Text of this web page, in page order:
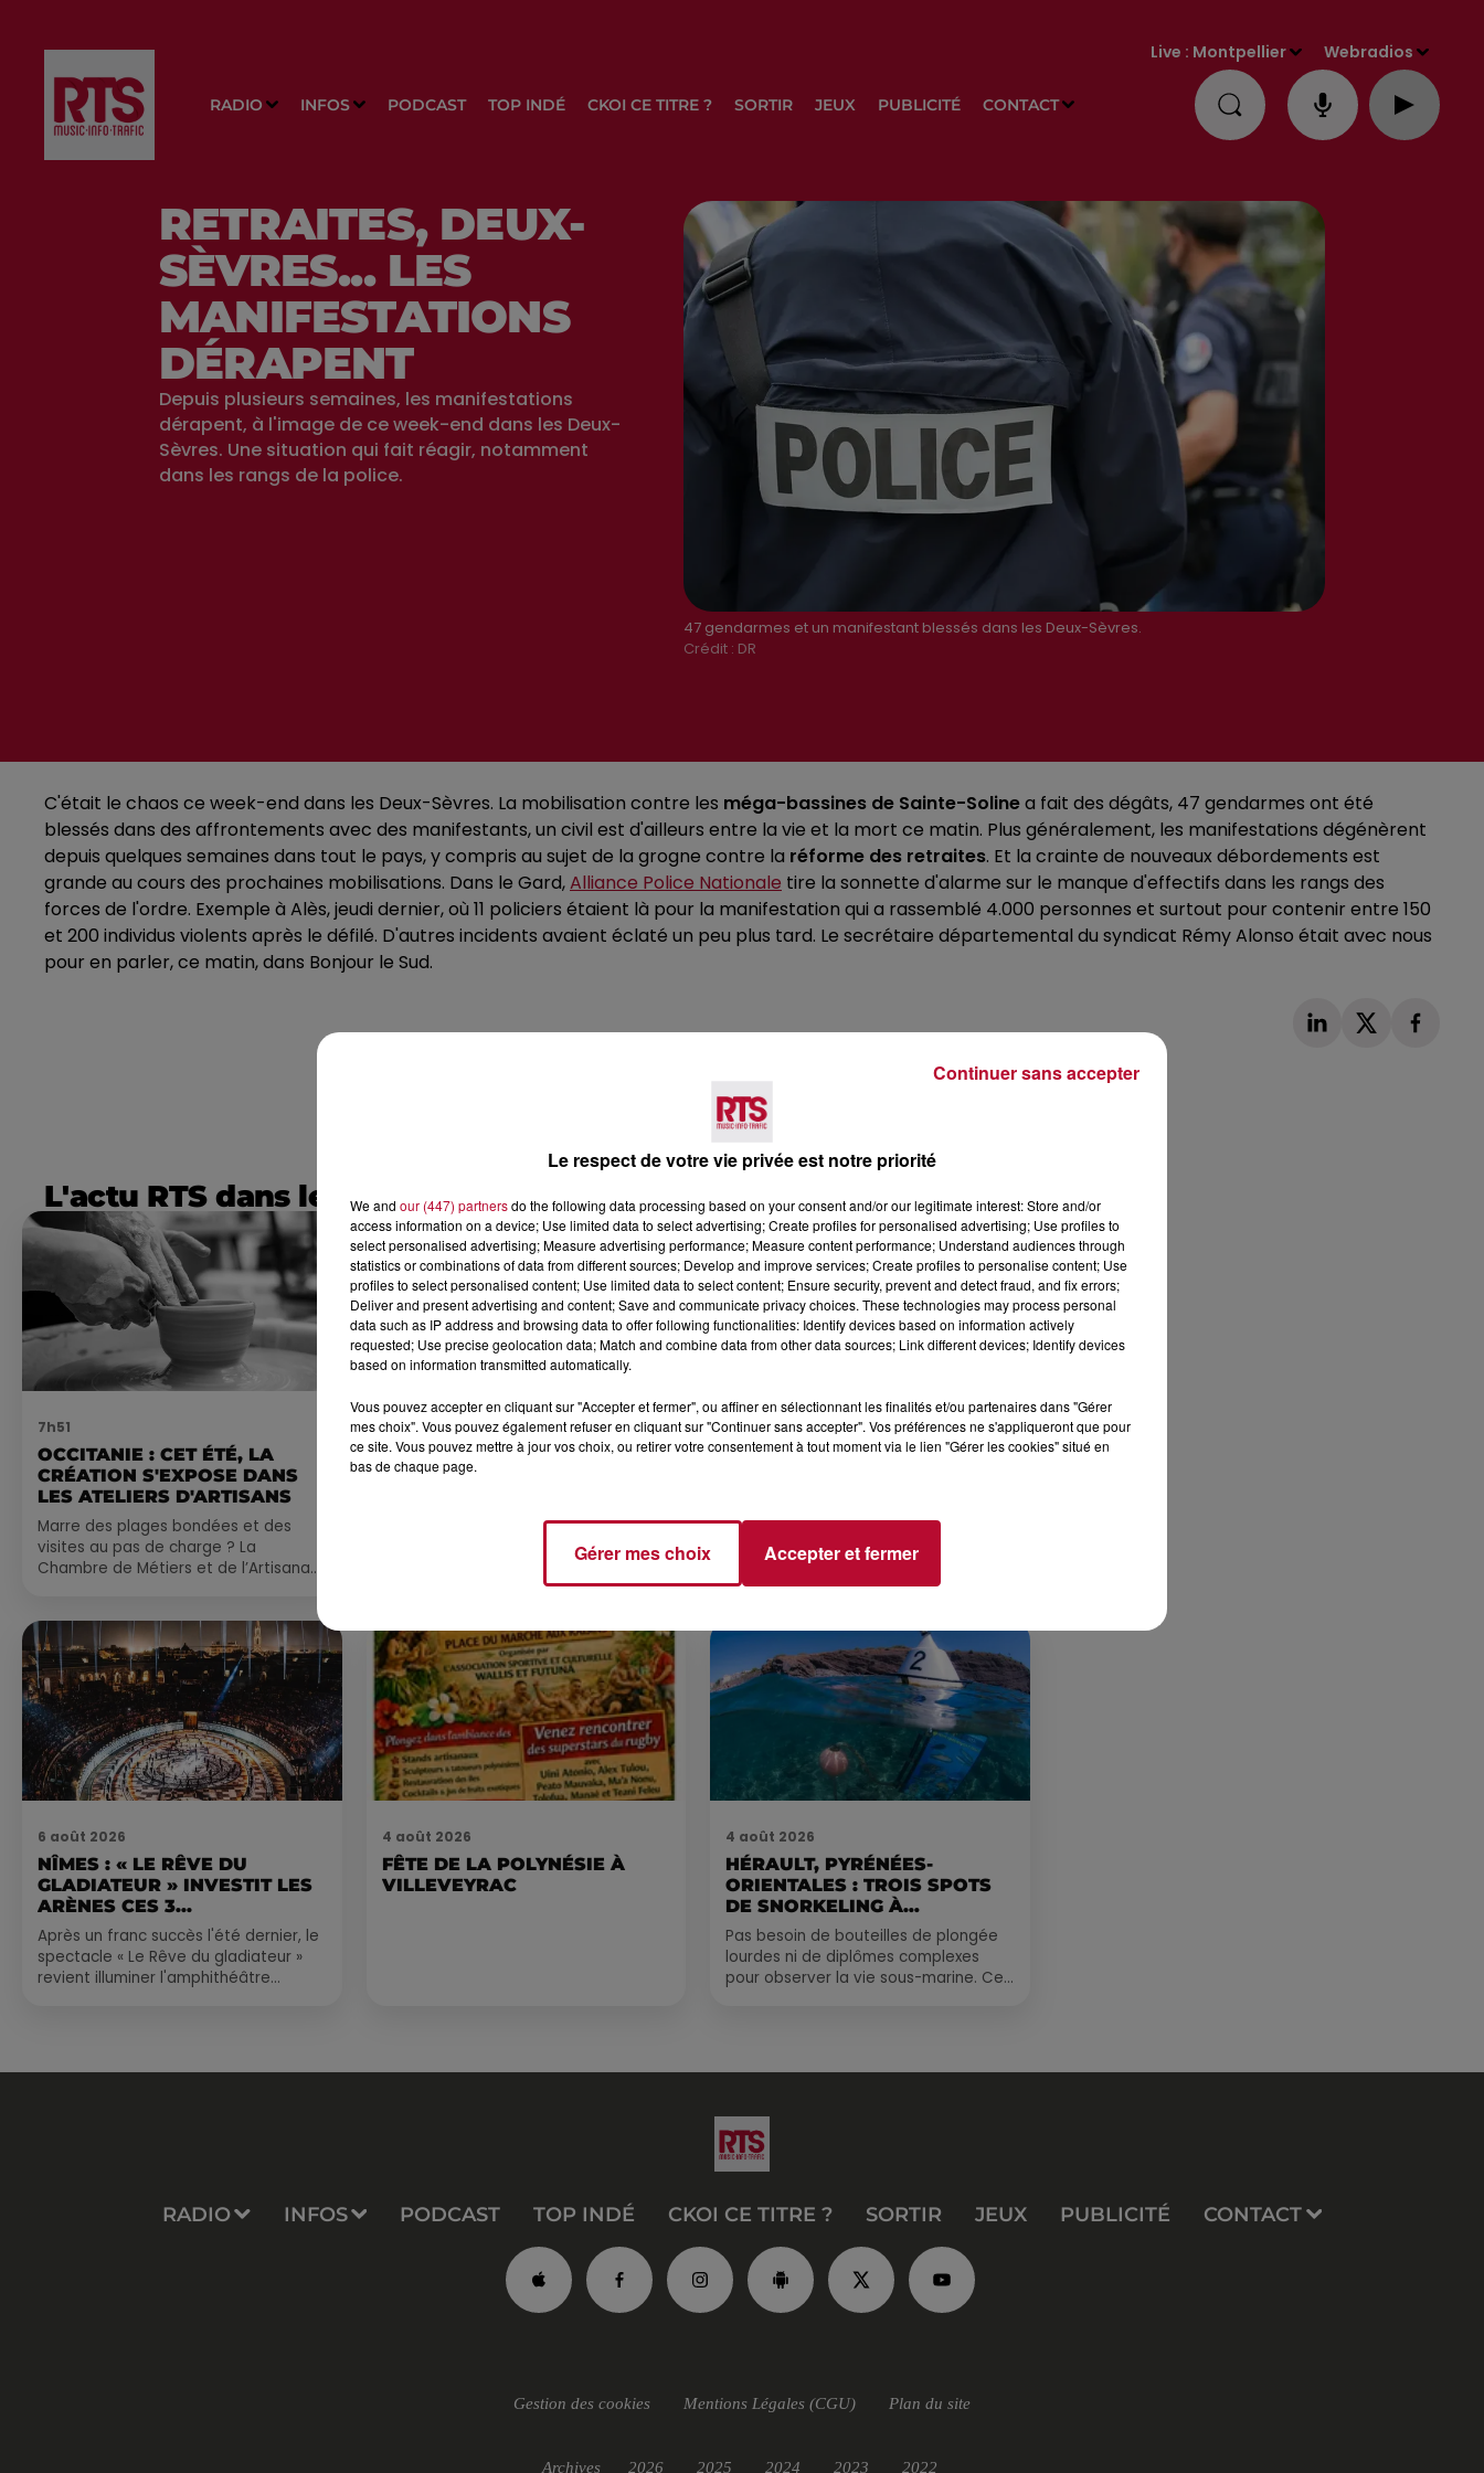
RADIO INFOS PODCAST TOP INDÉ CKOI CE TITRE ? SORTIR JEUX PUBLICITÉ CONTACT
Live : Montpellier Webradios
47 gendarmes et un manifestant blessés dans les Deux-Sèvres.
Crédit : DR
RETRAITES, DEUX-
SÈVRES... LES
MANIFESTATIONS
DÉRAPENT
Depuis plusieurs semaines, les manifestations
dérapent, à l'image de ce week-end dans les Deux-
Sèvres. Une situation qui fait réagir, notamment
dans les rangs de la police.
C'était le chaos ce week-end dans les Deux-Sèvres. La mobilisation contre les méga-bassines de Sainte-Solinea fait des dégâts, 47 gendarmes ont été
blessés dans des affrontements avec des manifestants, un civil est d'ailleurs entre la vie et la mort ce matin. Plus généralement, les manifestations dégénèrent
depuis quelques semaines dans tout le pays, y compris au sujet de la grogne contre la réforme des retraites. Et la crainte de nouveaux débordements est
grande au cours des prochaines mobilisations. Dans le Gard,Alliance Police Nationale tire la sonnette d'alarme sur le manque d'effectifs dans les rangs des
forces de l'ordre. Exemple à Alès, jeudi dernier, où 11 policiers étaient là pour la manifestation qui a rassemblé 4.000 personnes et surtout pour contenir entre 150
et 200 individus violents après le défilé. D'autres incidents avaient éclaté un peu plus tard. Le secrétaire départemental du syndicat Rémy Alonso était avec nous
pour en parler, ce matin, dans Bonjour le Sud.
L'actu RTS dans le Sud Voir plus
7h51
OCCITANIE : CET ÉTÉ, LA
CRÉATION S'EXPOSE DANS
LES ATELIERS D'ARTISANS
Marre des plages bondées et des
visites au pas de charge ? La
Chambre de Métiers et de l’Artisanat
7 août 2026
NOS IDÉES DE SORTIE POUR
CE WEEK-END
petite sélection des rendez-vous à ne
pas manquer dans le coin. Que vous
7 août 2026
DINER CONCERT À LA MJC DE
6 août 2026
NÎMES : « LE RÊVE DU
GLADIATEUR » INVESTIT LES
ARÈNES CES 3...
Après un franc succès l'été dernier, le
spectacle « Le Rêve du gladiateur »
revient illuminer l'amphithéâtre
4 août 2026
FÊTE DE LA POLYNÉSIE À
VILLEVEYRAC
4 août 2026
HÉRAULT, PYRÉNÉES-
ORIENTALES : TROIS SPOTS
DE SNORKELING À
EXPLORER...
Pas besoin de bouteilles de plongée
lourdes ni de diplômes complexes
pour observer la vie sous-marine. Cet
RADIO INFOS PODCAST TOP INDÉ CKOI CE TITRE ? SORTIR JEUX PUBLICITÉ CONTACT
Gestion des cookies Mentions Légales (CGU) Plan du site
Archives 2026 2025 2024 2023 2022
Le respect de votre vie privée est notre priorité
We and our (447) partnersdo the following data processing based on your consent and/or our legitimate interest: Store and/or
access information on a device; Use limited data to select advertising; Create profiles for personalised advertising; Use profiles to
select personalised advertising; Measure advertising performance; Measure content performance; Understand audiences through
statistics or combinations of data from different sources; Develop and improve services; Create profiles to personalise content; Use
profiles to select personalised content; Use limited data to select content; Ensure security, prevent and detect fraud, and fix errors;
Deliver and present advertising and content; Save and communicate privacy choices. These technologies may process personal
data such as IP address and browsing data to offer following functionalities: Identify devices based on information actively
requested; Use precise geolocation data; Match and combine data from other data sources; Link different devices; Identify devices
based on information transmitted automatically.
Vous pouvez accepter en cliquant sur "Accepter et fermer", ou affiner en sélectionnant les finalités et/ou partenaires dans "Gérer
mes choix". Vous pouvez également refuser en cliquant sur "Continuer sans accepter". Vos préférences ne s'appliqueront que pour
ce site. Vous pouvez mettre à jour vos choix, ou retirer votre consentement à tout moment via le lien "Gérer les cookies" situé en
bas de chaque page.
Gérer mes choix Accepter et fermer
Continuer sans accepter